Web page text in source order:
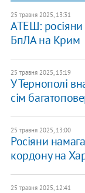
25 травня 2025, 13:31
АТЕШ: росіяни
БпЛА на Крим
25 травня 2025, 13:19
У Тернополі
сім
25 травня 2025, 13:00
Росіяни
кордону на
25 травня 2025, 12:41